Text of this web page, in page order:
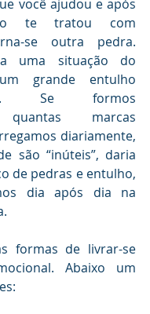
você ajudou e após
te tratou com
se outra pedra.
uma situação do
grande entulho
Se formos
quantas marcas
diariamente,
são “inúteis”, daria
de pedras e entulho,
dia após dia na
formas de livrar-se
Abaixo um